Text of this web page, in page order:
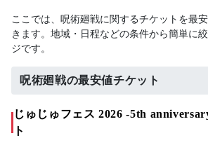
ここでは、呪術廻戦に関するチケットを最
きます。地域・日程などの条件から簡単に
ジです。
呪術廻戦の最安値チケット
じゅじゅフェス 2026 -5th
ト